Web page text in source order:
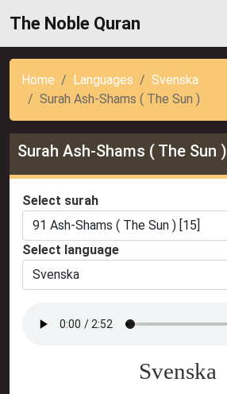
The Noble Quran
Home Languages
Svenska
Surah Ash-Shams ( The Sun )
Surah Ash-Shams ( The Sun )
Select surah
Select language
Svenska